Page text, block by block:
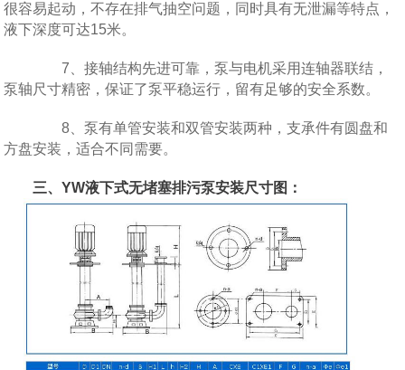
很容易起动，不存在排气抽空问题，同时具有无泄漏等特点，
液下深度可达15米。
7、接轴结构先进可靠，泵与电机采用连轴器联结，
泵轴尺寸精密，保证了泵平稳运行，留有足够的安全系数。
8、泵有单管安装和双管安装两种，支承件有圆盘和
方盘安装，适合不同需要。
三、YW液下式无堵塞排污泵安装尺寸图：